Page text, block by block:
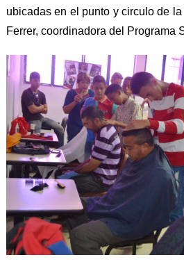
ubicadas en el punto y circulo de
Ferrer, coordinadora del Programa